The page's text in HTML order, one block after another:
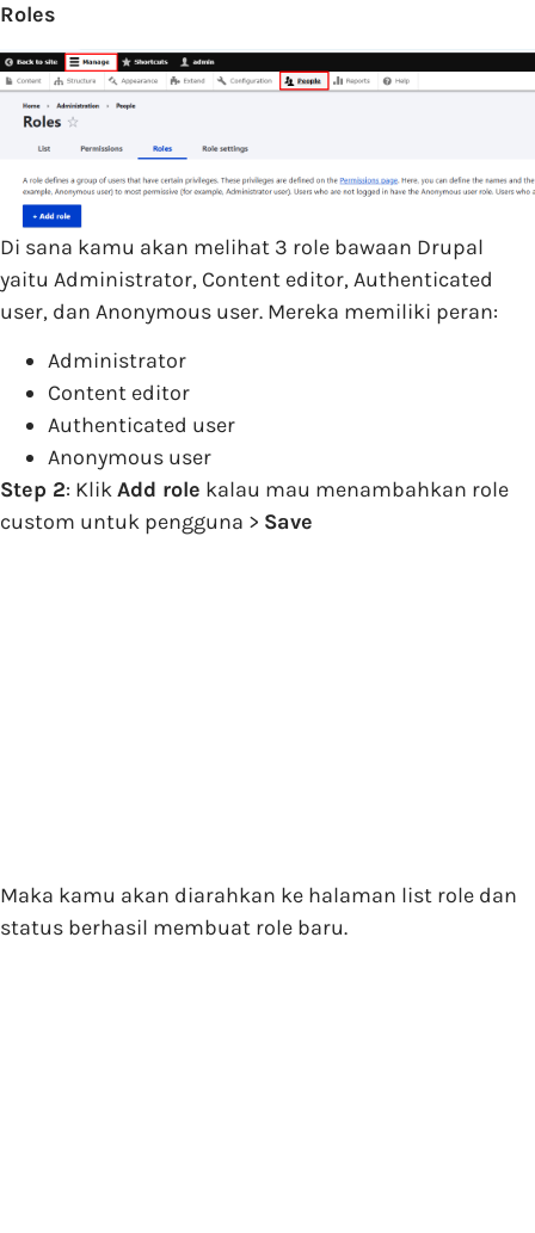
Roles
Di sana kamu akan melihat 3 role bawaan Drupal
yaitu Administrator, Content editor, Authenticated
user, dan Anonymous user. Mereka memiliki peran:
Administrator
Content editor
Authenticated user
Anonymous user
Step 2: KlikAdd role kalau mau menambahkan role
custom untuk pengguna > Save
Maka kamu akan diarahkan ke halaman list role dan
status berhasil membuat role baru.